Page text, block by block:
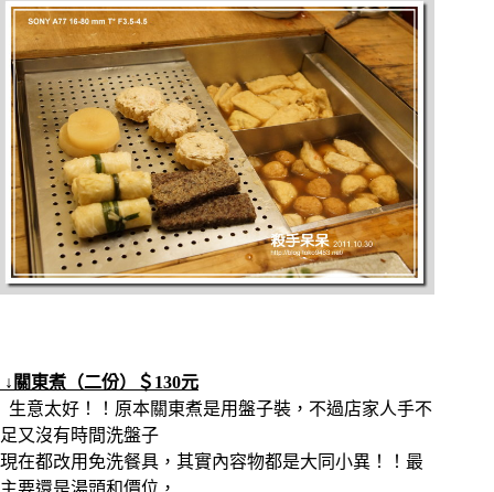
↓關東煮（二份）＄130元
生意太好！！原本關東煮是用盤子裝，不過店家人手不
足又沒有時間洗盤子
現在都改用免洗餐具，其實內容物都是大同小異！！最